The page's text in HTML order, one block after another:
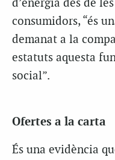
d’energia des de
consumidors, “és
demanat a la
estatuts aquesta
social”.
Ofertes a la carta
És una evidència